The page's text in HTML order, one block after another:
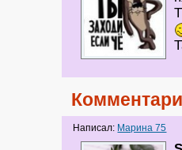
Написал: Марина 75